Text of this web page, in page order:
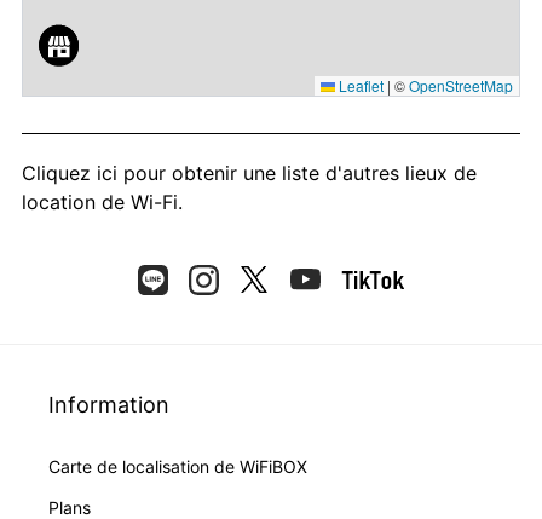
Leaflet | ©OpenStreetMap
Cliquez ici pour obtenir une liste d'autres lieux de
location de Wi-Fi.
Information
Carte de localisation de WiFiBOX
Plans